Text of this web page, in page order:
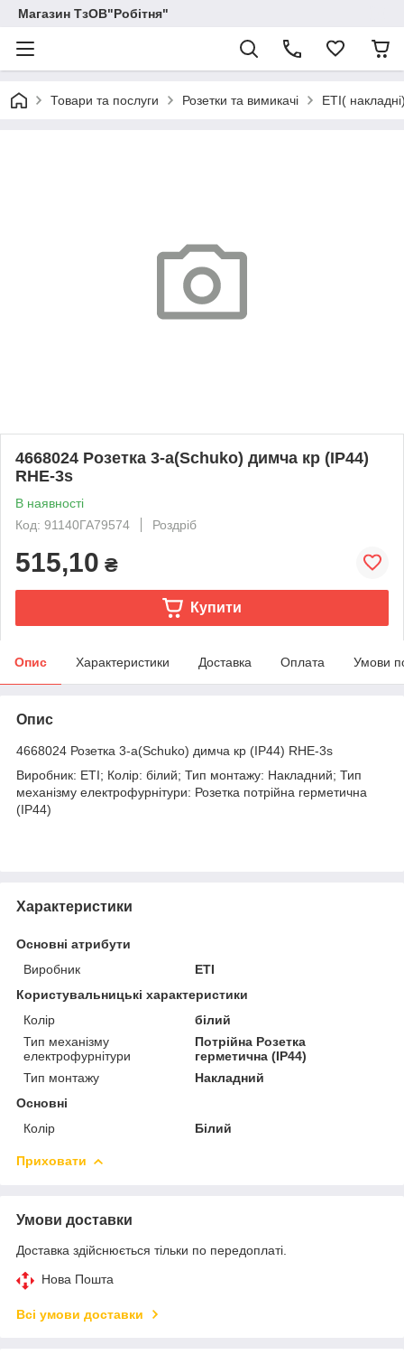
Магазин ТзОВ"Робітня"
Товари та послуги Розетки та вимикачі ETI(
4668024 Розетка 3-а(Schuko) димча кр (IP44)
RHE-3s
В наявності
Код: 91140ГА79574
Роздріб
515,10 ₴
Купити
Опис Характеристики Доставка Оплата Умови
Опис
4668024 Розетка 3-а(Schuko) димча кр (IP44) RHE-3s
Виробник: ETI; Колір: білий; Тип монтажу: Накладний; Тип
механізму електрофурнітури: Розетка потрійна герметична
(IP44)
Характеристики
Основні атрибути
Виробник
ETI
Користувальницькі характеристики
Колір
білий
Тип механізму
електрофурнітури
Потрійна Розетка
герметична (IP44)
Тип монтажу
Накладний
Основні
Колір
Білий
Приховати
Умови доставки
Доставка здійснюється тільки по передоплаті.
Нова Пошта
Всі умови доставки